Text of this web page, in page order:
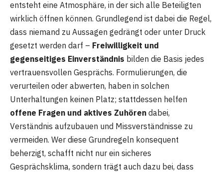
entsteht eine Atmosphäre, in der sich alle Beteiligten
wirklich öffnen können. Grundlegend ist dabei die Regel,
dass niemand zu Aussagen gedrängt oder unter Druck
gesetzt werden darf – Freiwilligkeit und
gegenseitiges Einverständnis bilden die Basis jedes
vertrauensvollen Gesprächs. Formulierungen, die
verurteilen oder abwerten, haben in solchen
Unterhaltungen keinen Platz; stattdessen helfen
offene Fragen und aktives Zuhören dabei,
Verständnis aufzubauen und Missverständnisse zu
vermeiden. Wer diese Grundregeln konsequent
beherzigt, schafft nicht nur ein sicheres
Gesprächsklima, sondern trägt auch dazu bei, dass